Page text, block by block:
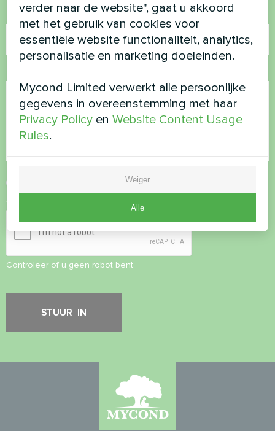
E-mail
accepteren
Veiligheidscontrole
Controleer of u geen robot bent.
verder naar de website", gaat u akkoord
met het gebruik van cookies voor
essentiële website functionaliteit, analytics,
personalisatie en marketing doeleinden.
Mycond Limited verwerkt alle persoonlijke
gegevens in overeenstemming met haar
Privacy Policy enWebsite Content Usage
Rules.
Weiger
Alle